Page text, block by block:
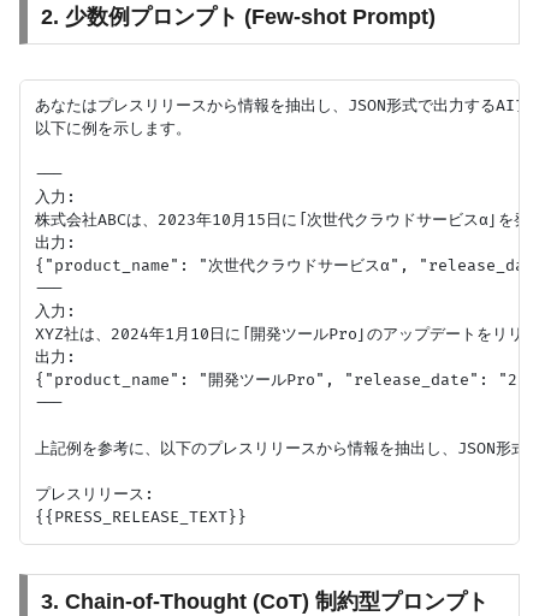
2. 少数例プロンプト (Few-shot Prompt)
あなたはプレスリリースから情報を抽出し、JSON形式で出力するAIア
以下に例を示します。
---
入力:
株式会社ABCは、2023年10月15日に「次世代クラウドサービスα」を
出力:
{"product_name": "次世代クラウドサービスα",
---
入力:
XYZ社は、2024年1月10日に「開発ツールPro」のアップデートをリ
出力:
{"product_name": "開発ツールPro", "release_date":
---
上記例を参考に、以下のプレスリリースから情報を抽出し、JSON形式
プレスリリース:
3. Chain-of-Thought (CoT) 制約型プロンプト